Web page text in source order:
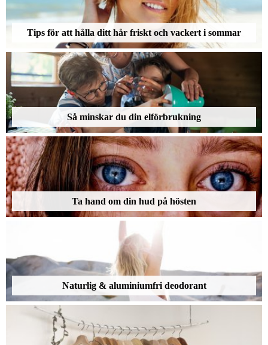
Tips för att hålla ditt hår friskt och vackert i sommar
Så minskar du din elförbrukning
Ta hand om din hud på hösten
Naturlig & aluminiumfri deodorant